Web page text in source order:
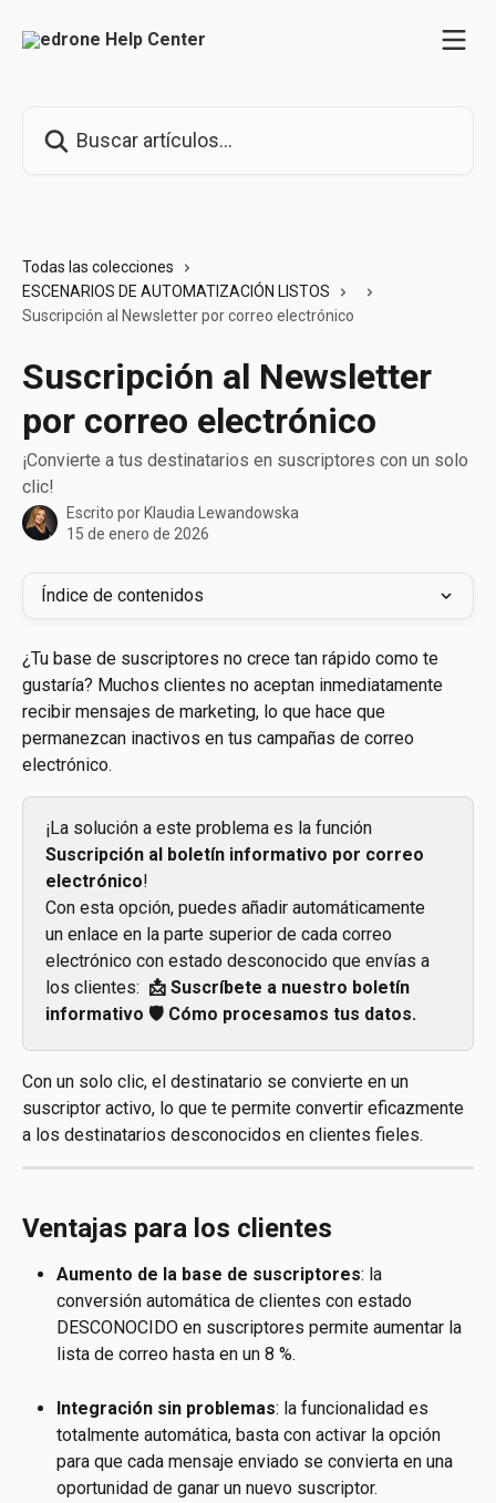
Todas las colecciones
ESCENARIOS DE AUTOMATIZACIÓN LISTOS
Suscripción al Newsletter por correo electrónico
Suscripción al Newsletter
por correo electrónico
¡Convierte a tus destinatarios en suscriptores con un solo
clic!
Escrito por Klaudia Lewandowska
15 de enero de 2026
Índice de contenidos
¿Tu base de suscriptores no crece tan rápido como te
gustaría? Muchos clientes no aceptan inmediatamente
recibir mensajes de marketing, lo que hace que
permanezcan inactivos en tus campañas de correo
electrónico.
¡La solución a este problema es la función
Suscripción al boletín informativo por correo
electrónico!
Con esta opción, puedes añadir automáticamente
un enlace en la parte superior de cada correo
electrónico con estado desconocido que envías a
los clientes: 📩 Suscríbete a nuestro boletín
informativo 🛡️ Cómo procesamos tus datos.
Con un solo clic, el destinatario se convierte en un
suscriptor activo, lo que te permite convertir eficazmente
a los destinatarios desconocidos en clientes fieles.
Ventajas para los clientes
Aumento de la base de suscriptores: la
conversión automática de clientes con estado
DESCONOCIDO en suscriptores permite aumentar la
lista de correo hasta en un 8 %.
Integración sin problemas: la funcionalidad es
totalmente automática, basta con activar la opción
para que cada mensaje enviado se convierta en una
oportunidad de ganar un nuevo suscriptor.